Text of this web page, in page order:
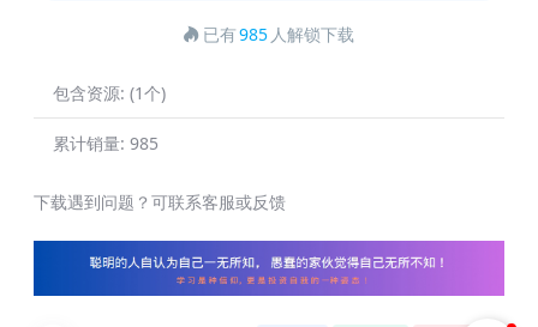
已有985 人解锁下载
包含资源: (1个)
累计销量: 985
下载遇到问题？可联系客服或反馈